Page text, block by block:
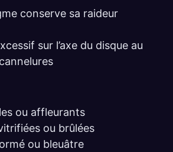
conserve sa raideur
sur l’axe du disque au
ou affleurants
ou brûlées
ou bleuâtre